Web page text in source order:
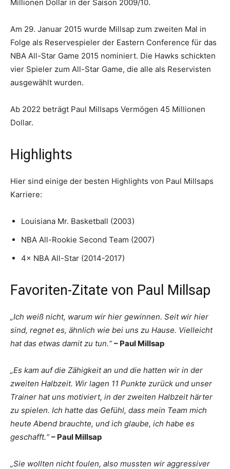
Millionen Dollar in der Saison 2009/10.
Am 29. Januar 2015 wurde Millsap zum zweiten Mal in
Folge als Reservespieler der Eastern Conference für das
NBA All-Star Game 2015 nominiert. Die Hawks schickten
vier Spieler zum All-Star Game, die alle als Reservisten
ausgewählt wurden.
Ab 2022 beträgt Paul Millsaps Vermögen 45 Millionen
Dollar.
Highlights
Hier sind einige der besten Highlights von Paul Millsaps
Karriere:
Louisiana Mr. Basketball (2003)
NBA All-Rookie Second Team (2007)
4× NBA All-Star (2014-2017)
Favoriten-Zitate von Paul Millsap
„Ich weiß nicht, warum wir hier gewinnen. Seit wir hier
sind, regnet es, ähnlich wie bei uns zu Hause. Vielleicht
hat das etwas damit zu tun.“– Paul Millsap
„Es kam auf die Zähigkeit an und die hatten wir in der
zweiten Halbzeit. Wir lagen 11 Punkte zurück und unser
Trainer hat uns motiviert, in der zweiten Halbzeit härter
zu spielen. Ich hatte das Gefühl, dass mein Team mich
heute Abend brauchte, und ich glaube, ich habe es
geschafft.“– Paul Millsap
„Sie wollten nicht foulen, also mussten wir aggressiver